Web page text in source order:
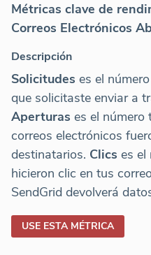
Métricas clave de
Correos Electrónicos
Descripción
Solicitudes es el
que solicitaste enviar a
Aperturas es el número
correos electrónicos
destinatarios. Clics es el
hicieron clic en tus
SendGrid devolverá
USE ESTA MÉTRICA